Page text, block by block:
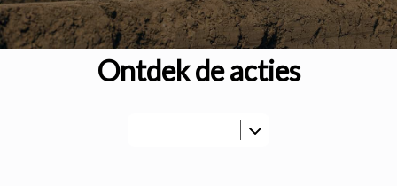
Ontdek de acties